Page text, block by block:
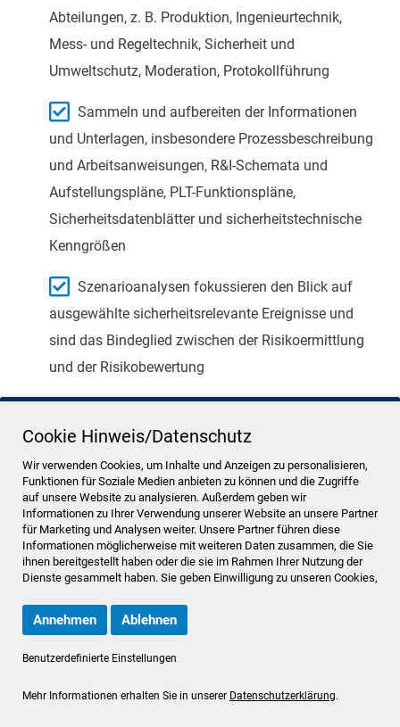
Abteilungen, z. B. Produktion, Ingenieurtechnik,
Mess- und Regeltechnik, Sicherheit und
Umweltschutz, Moderation, Protokollführung
Sammeln und aufbereiten der Informationen
und Unterlagen, insbesondere Prozessbeschreibung
und Arbeitsanweisungen, R&I-Schemata und
Aufstellungspläne, PLT-Funktionspläne,
Sicherheitsdatenblätter und sicherheitstechnische
Kenngrößen
Szenarioanalysen fokussieren den Blick auf
ausgewählte sicherheitsrelevante Ereignisse und
sind das Bindeglied zwischen der Risikoermittlung
und der Risikobewertung
Betrieb und den Ingenieuren des Auftraggebers
Risikomatrix und Risikographen sowie
Risikoprioritätszahl
Aufbau einer Risikomatrix
Anwendung der Risikomatrix
Risikograph gemäß Richtlinie VDI/VDE 2180 mit
Beachtung der DIN EN 61511
Verabschiedung und Dokumentation des
Cookie Hinweis/Datenschutz
Wir verwenden Cookies, um Inhalte und Anzeigen zu personalisieren,
Funktionen für Soziale Medien anbieten zu können und die Zugriffe
auf unsere Website zu analysieren. Außerdem geben wir
Informationen zu Ihrer Verwendung unserer Website an unsere Partner
für Marketing und Analysen weiter. Unsere Partner führen diese
Informationen möglicherweise mit weiteren Daten zusammen, die Sie
ihnen bereitgestellt haben oder die sie im Rahmen Ihrer Nutzung der
Dienste gesammelt haben. Sie geben Einwilligung zu unseren Cookies,
Annehmen Ablehnen
Benutzerdefinierte Einstellungen
Mehr Informationen erhalten Sie in unserer Datenschutzerklärung.